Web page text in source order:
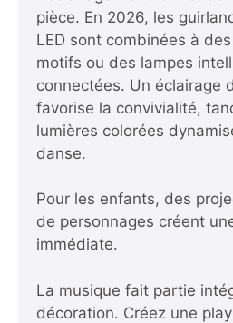
pièce. En 2026, les
LED sont combinées à
motifs ou des lampes
connectées. Un éclairage
favorise la convivialité,
lumières colorées
danse.
Pour les enfants, des
de personnages créent
immédiate.
La musique fait partie
décoration. Créez une